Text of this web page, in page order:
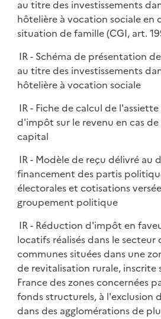
au titre des investissements
hôtelière à vocation sociale en
situation de famille (CGI, art.
IR - Schéma de présentation
au titre des investissements
hôtelière à vocation sociale
IR - Fiche de calcul de
d'impôt sur le revenu en cas
capital
IR - Modèle de reçu délivré au
financement des partis
électorales et cotisations
groupement politique
IR - Réduction d'impôt en
locatifs réalisés dans le
communes situées dans une
de revitalisation rurale, inscrite
France des zones concernées
fonds structurels, à l'exclusion
dans des agglomérations de